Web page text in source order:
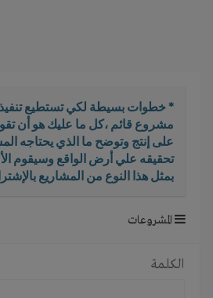
* خطوات بسيطة لكي تستطيع
مشروع قائم ،كل ما عليك هو أن
على إنتج وتوضح ما الذي يحتاجه
تحقيقه علي أرض الواقع وسيقوم
بمثل هذا النوع من المشاريع
المشروعات
الكلمة